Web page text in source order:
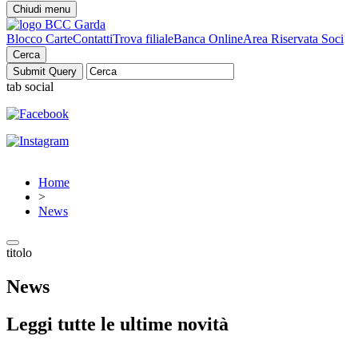
Chiudi menu
Blocco CarteContattiTrova filialeBanca OnlineArea Riservata Soci
Cerca
tab social
Home
>
News
titolo
News
Leggi tutte le ultime novità